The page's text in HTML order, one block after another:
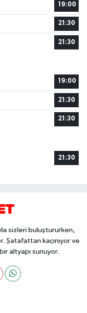
19:00
21:30
21:30
19:00
21:30
21:30
21:30
sizleri buluştururken,
Şatafattan kaçınıyor ve
altyapı sunuyor.